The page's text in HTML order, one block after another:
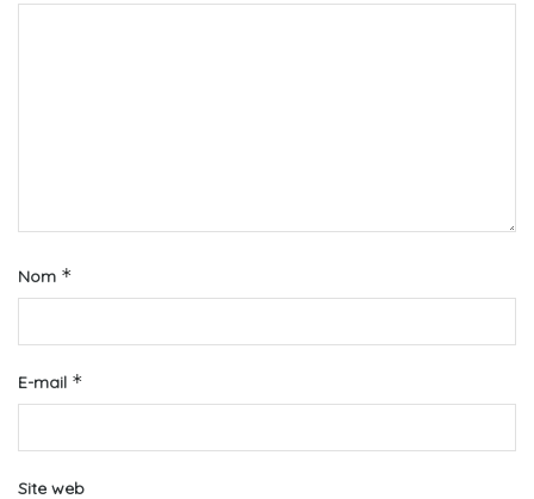
Nom *
E-mail *
Site web